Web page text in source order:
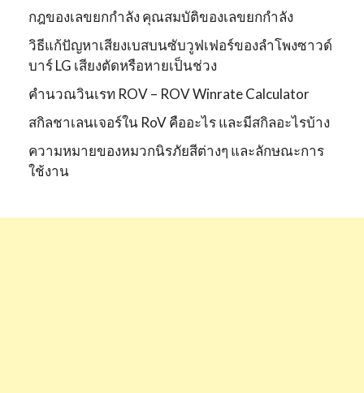
กฎของเลขยกกำลัง คุณสมบัติของเลขยกกำลัง
วิธีแก้ปัญหาเสียงเบสบนซับวูฟเฟอร์ของลำโพงซาวด์
บาร์ LG เสียงตัดหรือหายเป็นช่วง
คำนวณวินเรท ROV – ROV Winrate Calculator
สกิลชาเลนเจอร์ใน RoV คืออะไร และมีสกิลอะไรบ้าง
ความหมายของหมวกนิรภัยสีต่างๆ และลักษณะการ
ใช้งาน